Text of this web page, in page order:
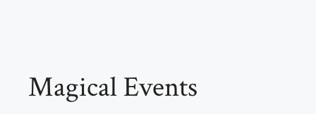
Magical Events